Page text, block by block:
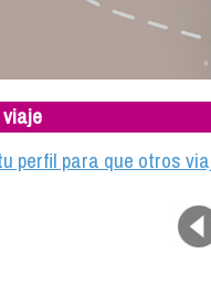
perfil para que otros